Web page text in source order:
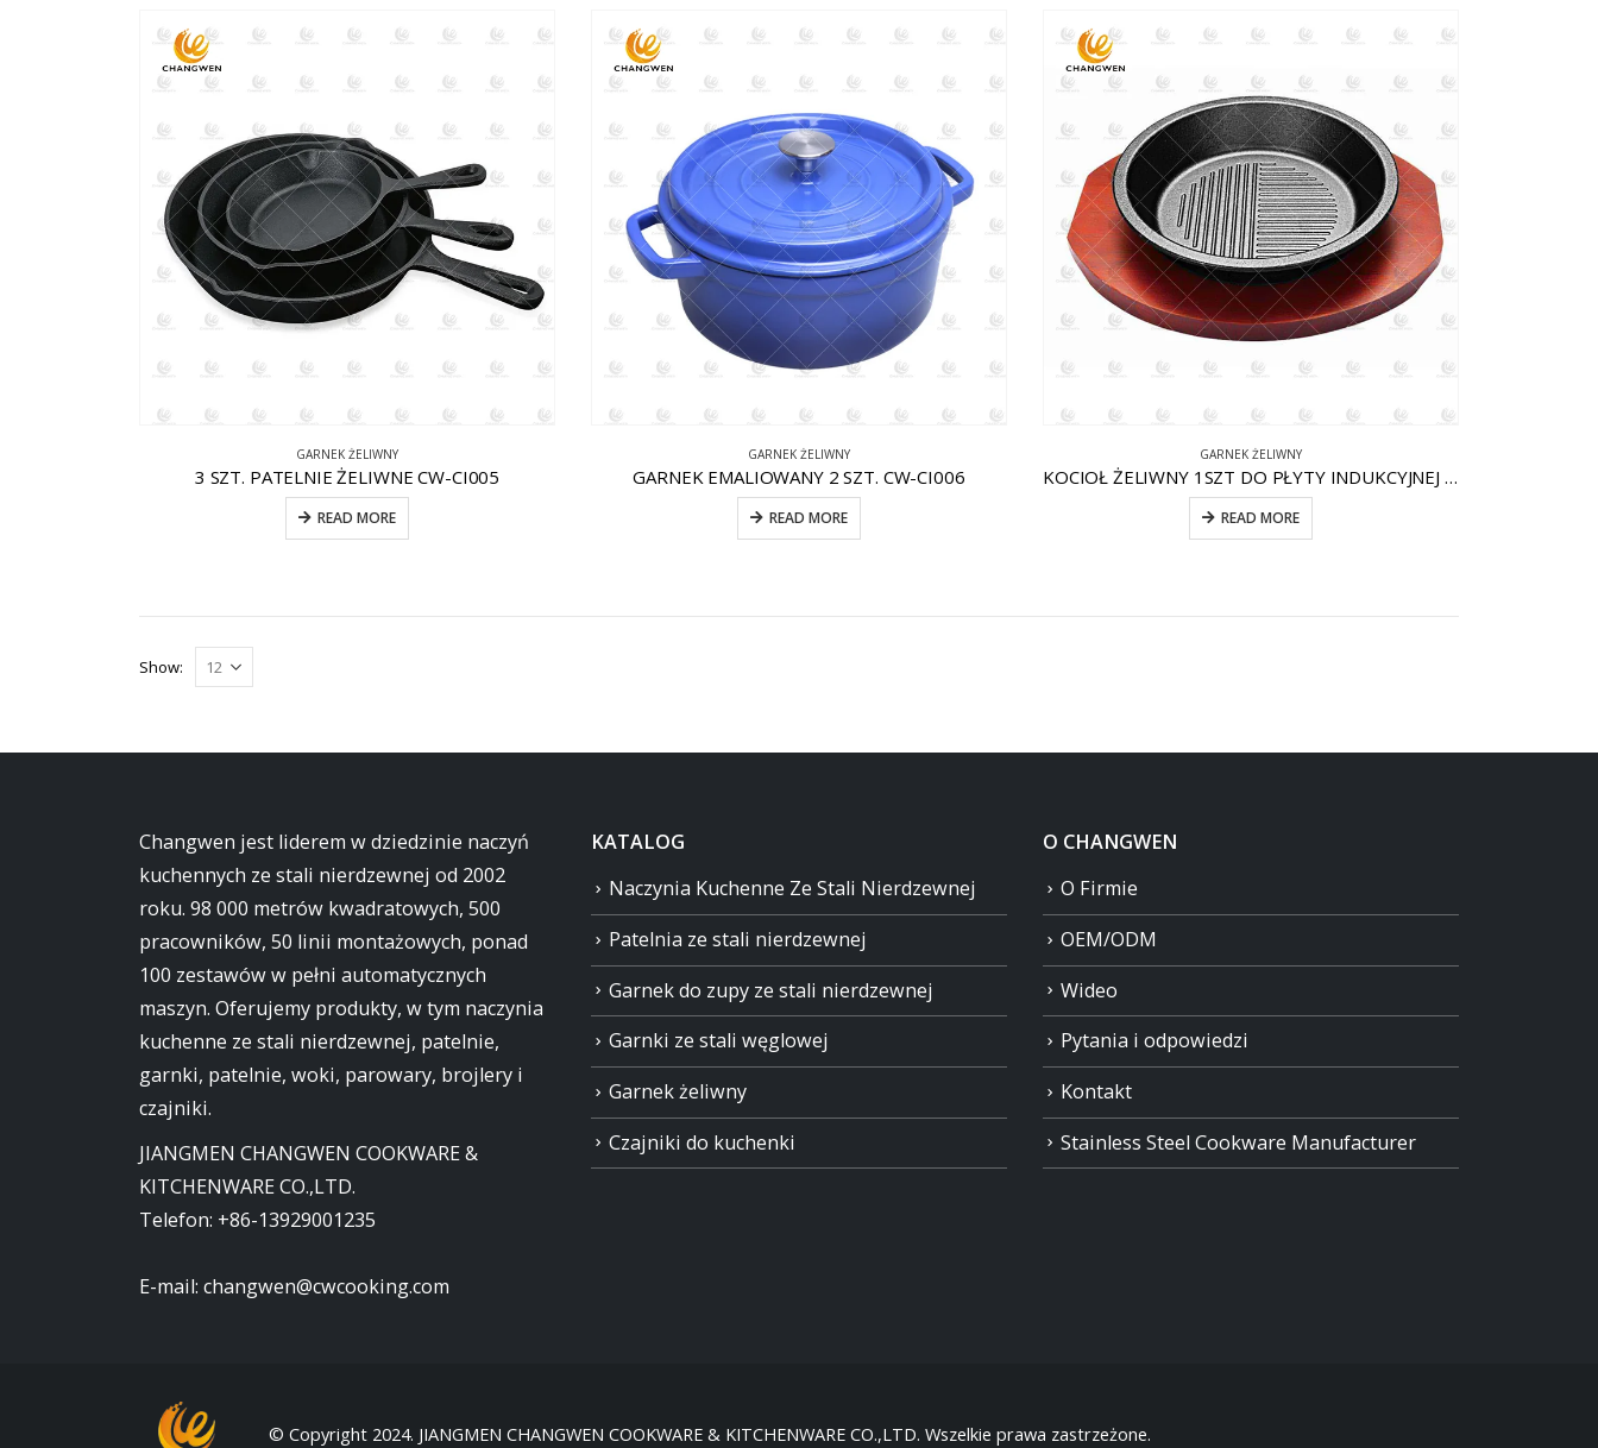
GARNEK ŻELIWNY
3 SZT. PATELNIE ŻELIWNE CW-CI005
READ MORE
GARNEK ŻELIWNY
GARNEK EMALIOWANY 2 SZT. CW-CI006
READ MORE
GARNEK ŻELIWNY
KOCIOŁ ŻELIWNY 1SZT DO PŁYTY INDUKCYJNEJ CW-CI010
READ MORE
Show:
Changwen jest liderem w dziedzinie naczyń
kuchennych ze stali nierdzewnej od 2002
roku. 98 000 metrów kwadratowych, 500
pracowników, 50 linii montażowych, ponad
100 zestawów w pełni automatycznych
maszyn. Oferujemy produkty, w tym naczynia
kuchenne ze stali nierdzewnej, patelnie,
garnki, patelnie, woki, parowary, brojlery i
czajniki.
JIANGMEN CHANGWEN COOKWARE &
KITCHENWARE CO.,LTD.
Telefon: +86-13929001235
E-mail: changwen@cwcooking.com
KATALOG
Naczynia Kuchenne Ze Stali Nierdzewnej
Patelnia ze stali nierdzewnej
Garnek do zupy ze stali nierdzewnej
Garnki ze stali węglowej
Garnek żeliwny
Czajniki do kuchenki
O CHANGWEN
O Firmie
OEM/ODM
Wideo
Pytania i odpowiedzi
Kontakt
Stainless Steel Cookware Manufacturer
© Copyright 2024. JIANGMEN CHANGWEN COOKWARE & KITCHENWARE CO.,LTD. Wszelkie prawa zastrzeżone.